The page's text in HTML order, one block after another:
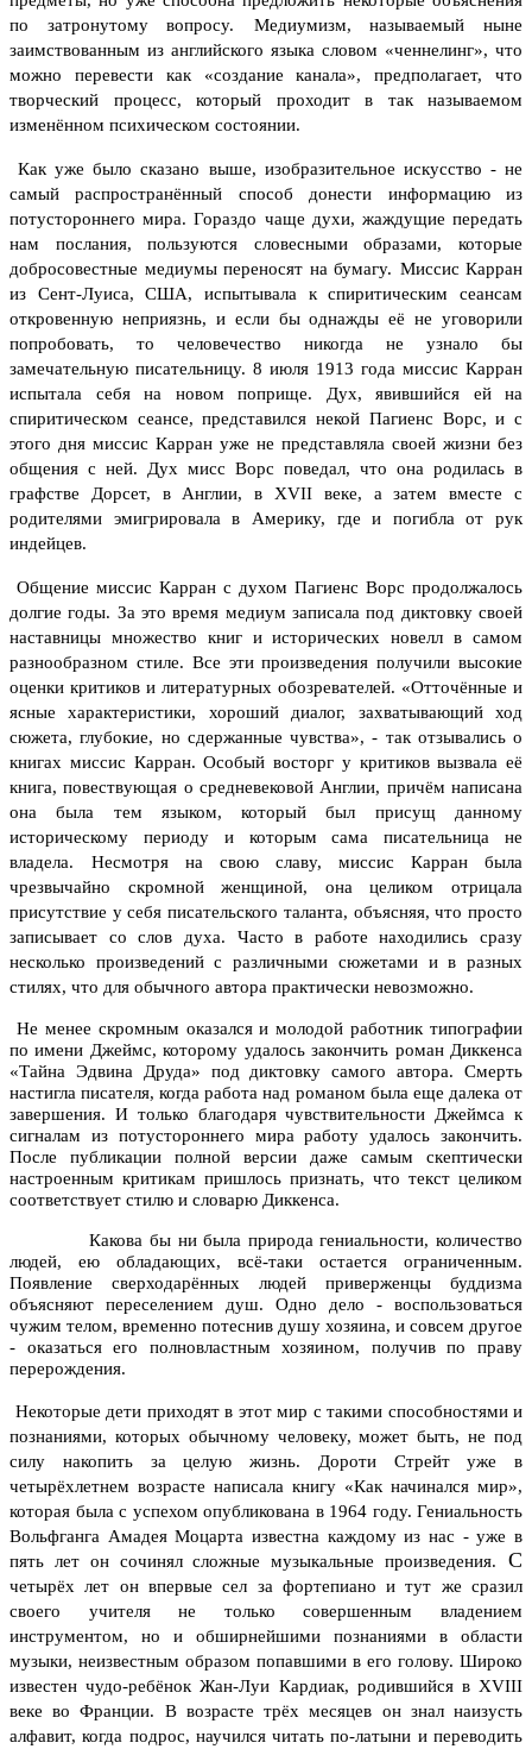
по затронутому вопросу.
Медиумизм, называемый ныне
заимствованным из английского языка словом «ченнелинг», что
можно перевести как «создание канала», предполагает, что
творческий процесс, который проходит в так называемом
изменённом психическом состоянии.
Как уже было сказано выше, изобразительное искусство - не
самый распространённый способ донести информацию из
потустороннего мира. Гораздо чаще духи, жаждущие передать
нам послания, пользуются словесными образами, которые
добросовестные медиумы переносят на бумагу. Миссис Карран
из Сент-Луиса, США, испытывала к спиритическим сеансам
откровенную неприязнь, и если бы однажды её не уговорили
попробовать, то человечество никогда не узнало бы
замечательную писательницу. 8 июля 1913 года миссис Карран
испытала себя на новом поприще. Дух, явившийся ей на
спиритическом сеансе, представился некой Пагиенс Ворс, и с
этого дня миссис Карран уже не представляла своей жизни без
общения с ней. Дух мисс Ворс поведал, что она родилась в
графстве Дорсет, в Англии, в XVII веке, а затем вместе с
родителями эмигрировала в Америку, где и погибла от рук
индейцев.
Общение миссис Карран с духом Пагиенс Ворс продолжалось
долгие годы. За это время медиум записала под диктовку своей
наставницы множество книг и исторических новелл в самом
разнообразном стиле. Все эти произведения получили высокие
оценки критиков и литературных обозревателей. «Отточённые и
ясные характеристики, хороший диалог, захватывающий ход
сюжета, глубокие, но сдержанные чувства», - так отзывались о
книгах миссис Карран. Особый восторг у критиков вызвала её
книга, повествующая о средневековой Англии, причём написана
она была тем языком, который был присущ данному
историческому периоду и которым сама писательница не
владела.
Несмотря на свою славу, миссис Карран была
чрезвычайно скромной женщиной, она целиком отрицала
присутствие у себя писательского таланта, объясняя, что просто
записывает со слов духа. Часто в работе находились сразу
несколько произведений с различными сюжетами и в разных
стилях, что для обычного автора практически невозможно.
Не менее скромным оказался и молодой работник типографии
по имени Джеймс, которому удалось закончить роман Диккенса
«Тайна Эдвина Друда» под диктовку самого автора. Смерть
настигла писателя, когда работа над романом была еще далека от
завершения. И только благодаря чувствительности Джеймса к
сигналам из потустороннего мира работу удалось закончить.
После публикации полной версии даже самым скептически
настроенным критикам пришлось признать, что текст целиком
соответствует стилю и словарю Диккенса.
Какова бы ни была природа гениальности, количество
людей, ею обладающих, всё-таки остается ограниченным.
Появление сверходарённых людей приверженцы буддизма
объясняют переселением душ. Одно дело - воспользоваться
чужим телом, временно потеснив душу хозяина, и совсем другое
- оказаться его полновластным хозяином, получив по праву
перерождения.
Некоторые дети приходят в этот мир с такими способностями и
познаниями, которых обычному человеку, может быть, не под
силу накопить за целую жизнь. Дороти Стрейт уже в
четырёхлетнем возрасте написала книгу «Как начинался мир»,
которая была с успехом опубликована в 1964 году. Гениальность
Вольфганга Амадея Моцарта известна каждому из нас - уже в
пять лет он сочинял сложные музыкальные произведения.
С
четырёх лет он впервые сел за фортепиано и тут же сразил
своего учителя не только совершенным владением
инструментом, но и обширнейшими познаниями в области
музыки, неизвестным образом попавшими в его голову. Широко
известен чудо-ребёнок Жан-Луи Кардиак, родившийся в XVIII
веке во Франции. В возрасте трёх месяцев он знал наизусть
алфавит, когда подрос, научился читать по-латыни и переводить